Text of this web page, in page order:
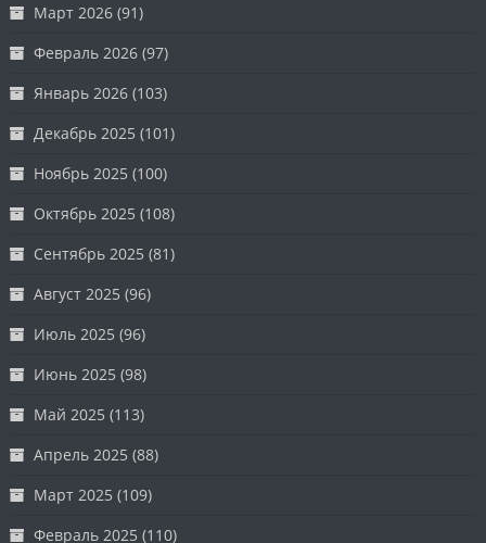
Март 2026 (91)
Февраль 2026 (97)
Январь 2026 (103)
Декабрь 2025 (101)
Ноябрь 2025 (100)
Октябрь 2025 (108)
Сентябрь 2025 (81)
Август 2025 (96)
Июль 2025 (96)
Июнь 2025 (98)
Май 2025 (113)
Апрель 2025 (88)
Март 2025 (109)
Февраль 2025 (110)